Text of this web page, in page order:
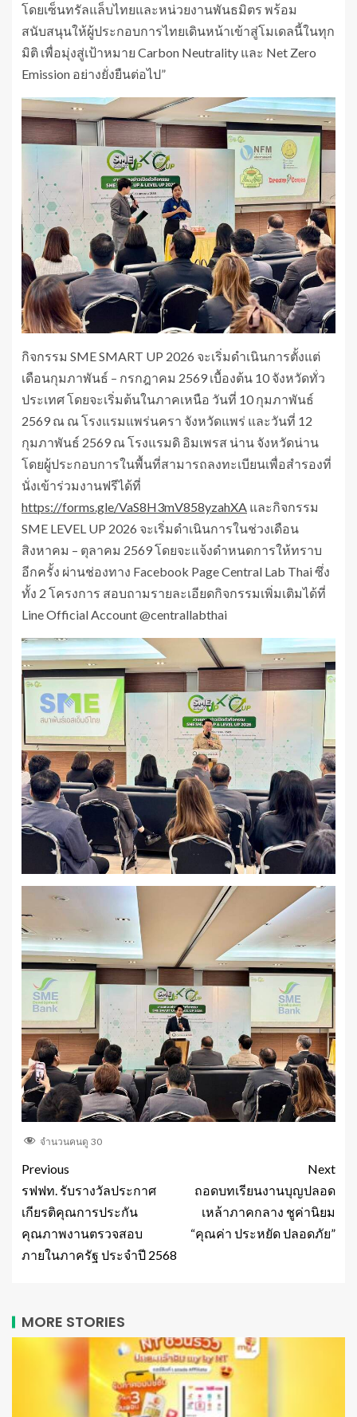
โดยเซ็นทรัลแล็บไทยและหน่วยงานพันธมิตร พร้อม
สนับสนุนให้ผู้ประกอบการไทยเดินหน้าเข้าสู่โมเดลนี้ในทุก
มิติ เพื่อมุ่งสู่เป้าหมาย Carbon Neutrality และ Net Zero
Emission อย่างยั่งยืนต่อไป”
กิจกรรม SME SMART UP 2026 จะเริ่มดำเนินการตั้งแต่
เดือนกุมภาพันธ์ – กรกฎาคม 2569 เบื้องต้น 10 จังหวัดทั่ว
ประเทศ โดยจะเริ่มต้นในภาคเหนือ วันที่ 10 กุมภาพันธ์
2569 ณ ณ โรงแรมแพร่นครา จังหวัดแพร่ และวันที่ 12
กุมภาพันธ์ 2569 ณ โรงแรมดิ อิมเพรส น่าน จังหวัดน่าน
โดยผู้ประกอบการในพื้นที่สามารถลงทะเบียนเพื่อสำรองที่
นั่งเข้าร่วมงานฟรีได้ที่
https://forms.gle/VaS8H3mV858yzahXA และกิจกรรม
SME LEVEL UP 2026 จะเริ่มดำเนินการในช่วงเดือน
สิงหาคม – ตุลาคม 2569 โดยจะแจ้งดำหนดการให้ทราบ
อีกครั้ง ผ่านช่องทาง Facebook Page Central Lab Thai ซึ่ง
ทั้ง 2 โครงการ สอบถามรายละเอียดกิจกรรมเพิ่มเติมได้ที่
Line Official Account @centrallabthai
จำนวนคนดู 30
Previous
รฟฟท. รับรางวัลประกาศ
เกียรติคุณการประกัน
คุณภาพงานตรวจสอบ
ภายในภาครัฐ ประจำปี 2568
Next
ถอดบทเรียนงานบุญปลอด
เหล้าภาคกลาง ชูค่านิยม
“คุณค่า ประหยัด ปลอดภัย”
MORE STORIES